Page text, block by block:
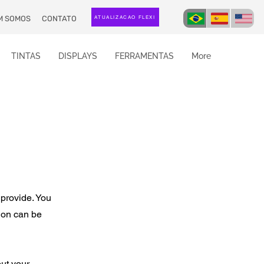
SOMOS CONTATO ATUALIZAÇÃO FLEXI
TINTAS DISPLAYS FERRAMENTAS More
You
can be